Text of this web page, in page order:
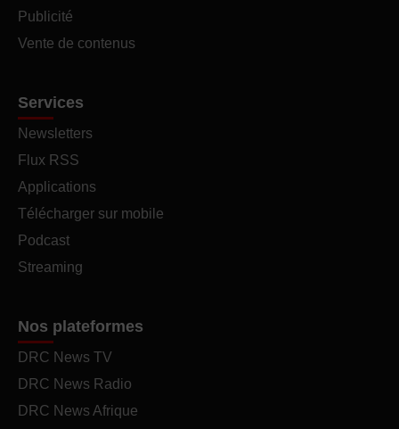
Publicité
Vente de contenus
Services
Newsletters
Flux RSS
Applications
Télécharger sur mobile
Podcast
Streaming
Nos plateformes
DRC News TV
DRC News Radio
DRC News Afrique